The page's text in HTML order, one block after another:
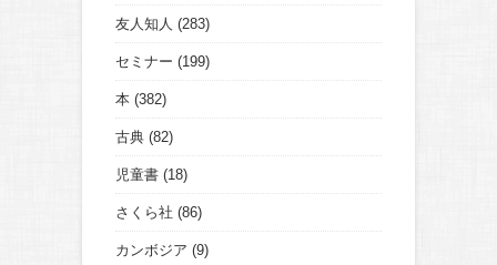
友人知人 (283)
セミナー (199)
本 (382)
古典 (82)
児童書 (18)
さくら社 (86)
カンボジア (9)